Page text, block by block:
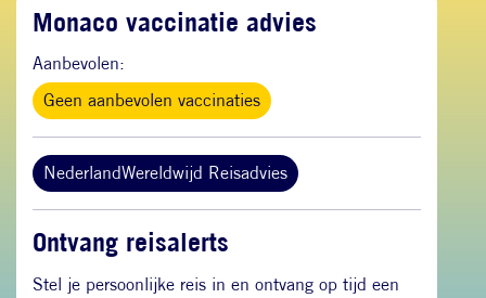
Monaco vaccinatie advies
Aanbevolen:
Geen aanbevolen vaccinaties
NederlandWereldwijd Reisadvies
Ontvang reisalerts
Stel je persoonlijke reis in en ontvang op tijd een